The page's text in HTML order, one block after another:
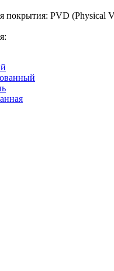
покрытия: PVD (Physical